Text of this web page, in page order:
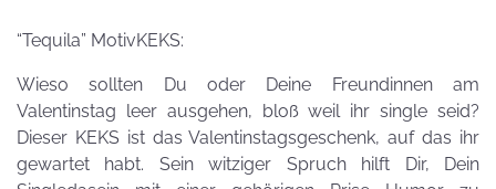
“Tequila” MotivKEKS:
Wieso sollten Du oder Deine Freundinnen am
Valentinstag leer ausgehen, bloß weil ihr single seid?
Dieser KEKS ist das Valentinstagsgeschenk, auf das ihr
gewartet habt. Sein witziger Spruch hilft Dir, Dein